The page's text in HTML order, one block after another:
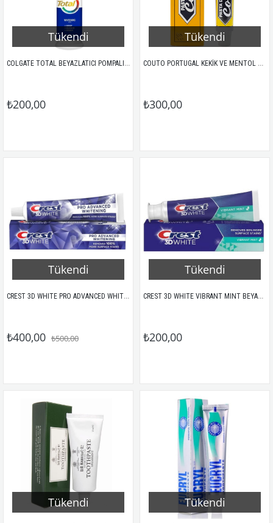
Tükendi
COLGATE TOTAL BEYAZLATICI POMPALI DİŞ MACUNU 100ML
₺200,00
Tükendi
COUTO PORTUGAL KEKİK VE MENTOL ÖZLÜ DİŞ MACUNU 60GR
₺300,00
Tükendi
CREST 3D WHITE PRO ADVANCED WHITENING BEYAZLATICI DİŞ MACUNU 147GR
₺400,00 ₺500,00
Tükendi
CREST 3D WHITE VIBRANT MINT BEYAZLATICI DİŞ MACUNU 65GR
₺200,00
Tükendi Tükendi